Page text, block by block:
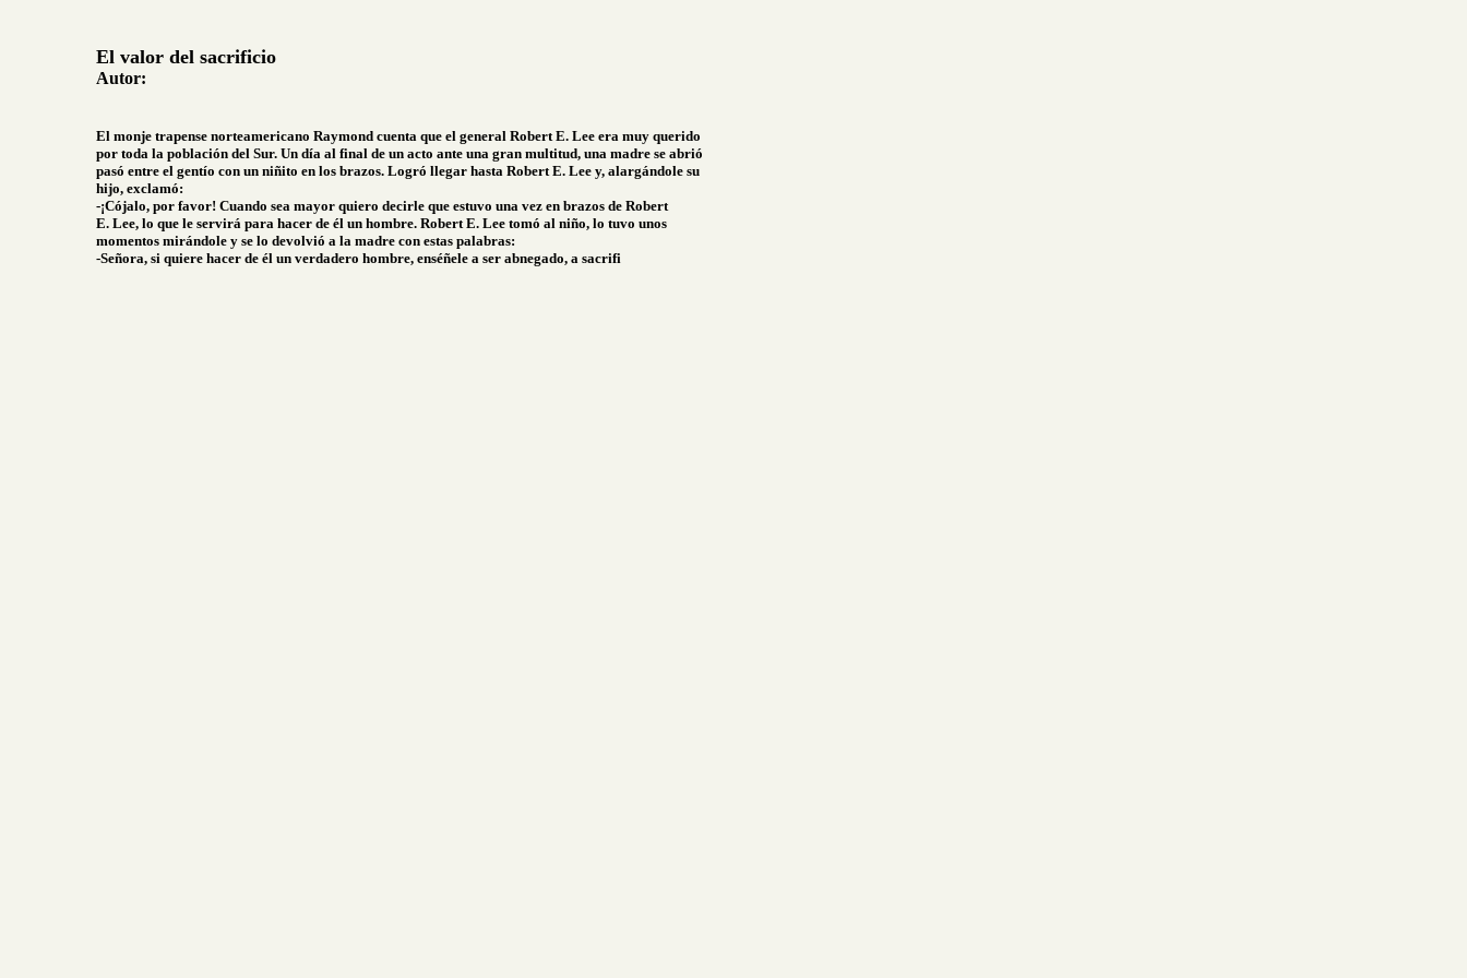
El valor del sacrificio
Autor:
El monje trapense norteamericano Raymond cuenta que el general Robert E. Lee era muy querido
por toda la población del Sur. Un día al final de un acto ante una gran multitud, una madre se abrió
pasó entre el gentío con un niñito en los brazos. Logró llegar hasta Robert E. Lee y, alargándole su
hijo, exclamó:
-¡Cójalo, por favor! Cuando sea mayor quiero decirle que estuvo una vez en brazos de Robert
E. Lee, lo que le servirá para hacer de él un hombre. Robert E. Lee tomó al niño, lo tuvo unos
momentos mirándole y se lo devolvió a la madre con estas palabras:
-Señora, si quiere hacer de él un verdadero hombre, enséñele a ser abnegado, a sacrifi